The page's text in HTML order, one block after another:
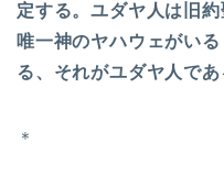
定する。ユダヤ人は旧
唯一神のヤハウェがい
る、それがユダヤ人であ
＊